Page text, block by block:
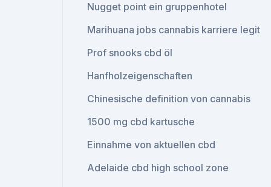
Nugget point ein gruppenhotel
Marihuana jobs cannabis karriere legit
Prof snooks cbd öl
Hanfholzeigenschaften
Chinesische definition von cannabis
1500 mg cbd kartusche
Einnahme von aktuellen cbd
Adelaide cbd high school zone